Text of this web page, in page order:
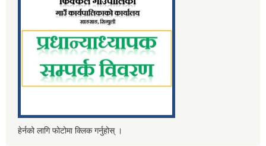
हेर्नको लागि फोटोमा क्लिक गर्नुहोस् ।